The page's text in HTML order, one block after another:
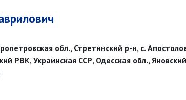
обл., Стретинский р-н, с.
РВК, Украинская ССР, Одесская обл.,